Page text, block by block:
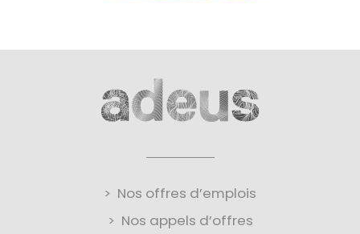
Nos offres d’emplois
Nos appels d’offres